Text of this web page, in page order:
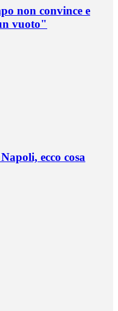
non convince e
vuoto"
ecco cosa